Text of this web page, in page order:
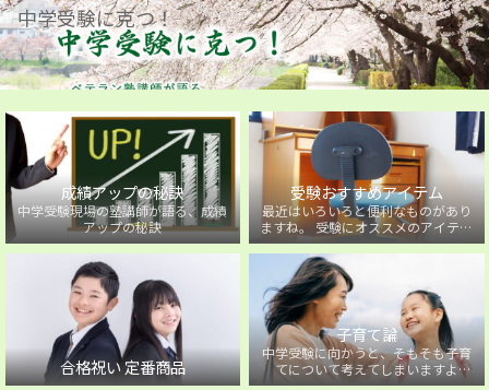
中学受験に克つ！
成績アップの秘訣
中学受験現場の塾講師が語る、成績
アップの秘訣
受験おすすめアイテム
最近はいろいろと便利なものがあり
ますね。 受験にオススメのアイテム
を紹介しています。
合格祝い 定番商品
子育て論
中学受験に向かうと、そもそも子育
てについて考えてしまいますよ
ね・・・。中学受験に向かうお子様